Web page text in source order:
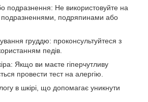
подразнення: Не використовуйте на
подразненнями, подряпинами або
груддю: проконсультуйтеся з
педів.
Якщо ви маєте гіперчутливу
провести тест на алергію.
в шкірі, що допомагає уникнути